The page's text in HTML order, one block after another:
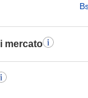
mercato